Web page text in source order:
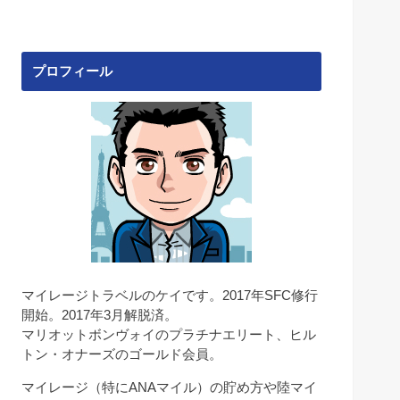
プロフィール
マイレージトラベルのケイです。2017年SFC修行
開始。2017年3月解脱済。
マリオットボンヴォイのプラチナエリート、ヒル
トン・オナーズのゴールド会員。
マイレージ（特にANAマイル）の貯め方や陸マイ